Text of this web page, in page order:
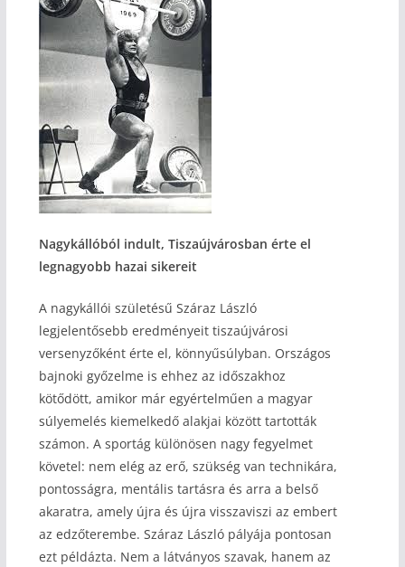
Nagykállóból indult, Tiszaújvárosban érte el
legnagyobb hazai sikereit
A nagykállói születésű Száraz László
legjelentősebb eredményeit tiszaújvárosi
versenyzőként érte el, könnyűsúlyban. Országos
bajnoki győzelme is ehhez az időszakhoz
kötődött, amikor már egyértelműen a magyar
súlyemelés kiemelkedő alakjai között tartották
számon. A sportág különösen nagy fegyelmet
követel: nem elég az erő, szükség van technikára,
pontosságra, mentális tartásra és arra a belső
akaratra, amely újra és újra visszaviszi az embert
az edzőterembe. Száraz László pályája pontosan
ezt példázta. Nem a látványos szavak, hanem az